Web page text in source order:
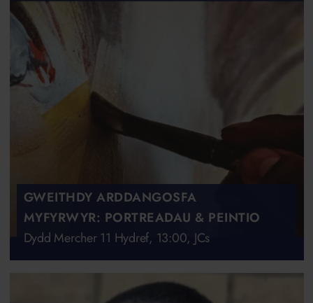
GWEITHDY ARDDANGOSFA
MYFYRWYR: PORTREADAU & PEINTIO
Dydd Mercher 11 Hydref, 13:00, JCs